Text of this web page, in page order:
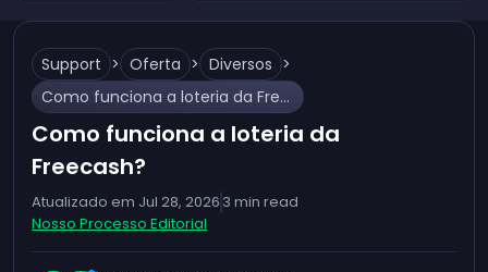
Support > Oferta > Diversos >
Como funciona a loteria da Freecash?
Como funciona a loteria da
Freecash?
Atualizado em Jul 28, 2026 3 min read
Nosso Processo Editorial